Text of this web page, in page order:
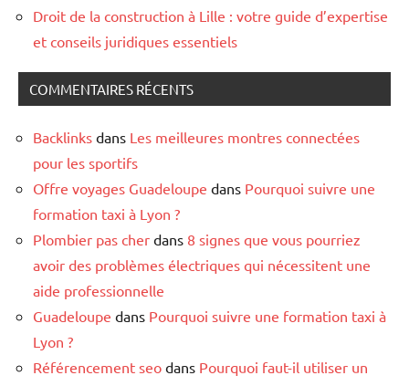
Droit de la construction à Lille : votre guide d’expertise
et conseils juridiques essentiels
COMMENTAIRES RÉCENTS
Backlinks dans Les meilleures montres connectées
pour les sportifs
Offre voyages Guadeloupe dans Pourquoi suivre une
formation taxi à Lyon ?
Plombier pas cher dans 8 signes que vous pourriez
avoir des problèmes électriques qui nécessitent une
aide professionnelle
Guadeloupe dans Pourquoi suivre une formation taxi à
Lyon ?
Référencement seo dans Pourquoi faut-il utiliser un